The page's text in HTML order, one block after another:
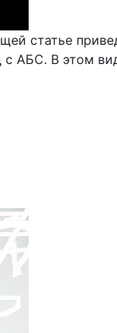
статье
АБС. В этом